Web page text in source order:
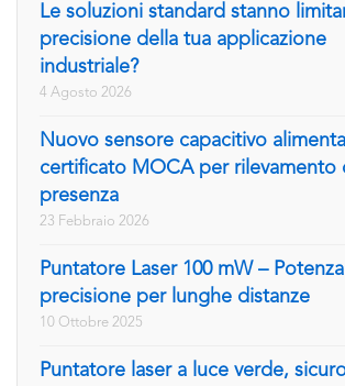
Le soluzioni standard stanno
precisione della tua applicazione
industriale?
4 Agosto 2026
Nuovo sensore capacitivo
certificato MOCA per rilevamento
presenza
23 Febbraio 2026
Puntatore Laser 100 mW –
precisione per lunghe distanze
10 Ottobre 2025
Puntatore laser a luce verde,